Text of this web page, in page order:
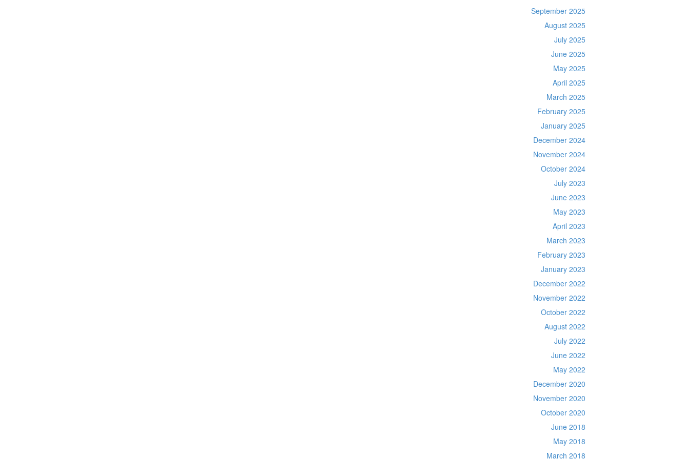
September 2025
August 2025
July 2025
June 2025
May 2025
April 2025
March 2025
February 2025
January 2025
December 2024
November 2024
October 2024
July 2023
June 2023
May 2023
April 2023
March 2023
February 2023
January 2023
December 2022
November 2022
October 2022
August 2022
July 2022
June 2022
May 2022
December 2020
November 2020
October 2020
June 2018
May 2018
March 2018